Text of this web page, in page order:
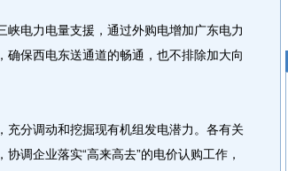
电力电量支援，通过外购电增加广东电力
保西电东送通道的畅通，也不排除加大向
分调动和挖掘现有机组发电潜力。各有关
调企业落实“高来高去”的电价认购工作，